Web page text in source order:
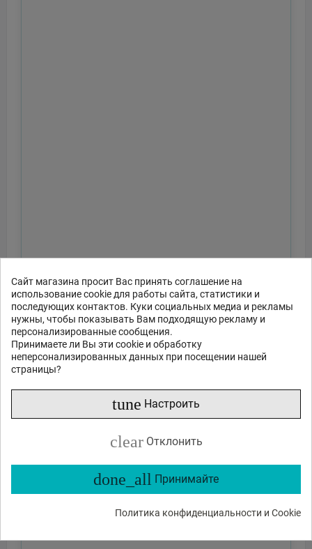
Сайт магазина просит Вас принять соглашение на
использование cookie для работы сайта, статистики и
последующих контактов. Куки социальных медиа и рекламы
нужны, чтобы показывать Вам подходящую рекламу и
персонализированные сообщения.
Принимаете ли Вы эти cookie и обработку
неперсонализированных данных при посещении нашей
страницы?
tune Настроить
clear Отклонить
done_all Принимайте
Политика конфиденциальности и Cookie